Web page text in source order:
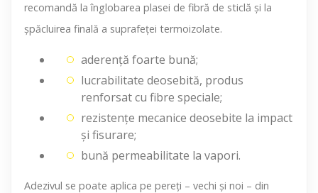
recomandă la înglobarea plasei de fibră de sticlă şi la
şpăcluirea finală a suprafeţei termoizolate.
aderenţă foarte bună;
lucrabilitate deosebită, produs
renforsat cu fibre speciale;
rezistenţe mecanice deosebite la impact
şi fisurare;
bună permeabilitate la vapori.
Adezivul se poate aplica pe pereţi – vechi şi noi – din